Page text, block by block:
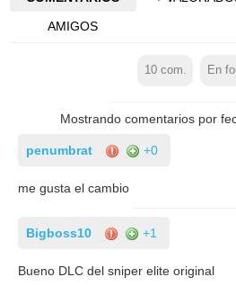
AMIGOS
10com. En
Mostrando comentarios por
penumbrat +0
me gusta el cambio
Bigboss10 +1
Bueno DLC del sniper elite original